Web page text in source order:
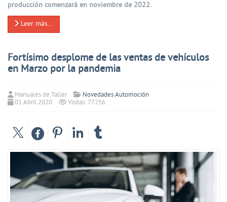
producción comenzará en noviembre de 2022.
Leer más…
Fortísimo desplome de las ventas de vehículos
en Marzo por la pandemia
Manuales de Taller
Novedades Automoción
01 Abril 2020
Visitas: 77256